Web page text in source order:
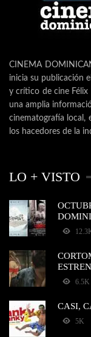
CINEMA
inicia su publicación
y crítico de cine
una amplia
cinematografía local,
los hacedores de la
LO + VISTO
6.5K
CASI,
5K